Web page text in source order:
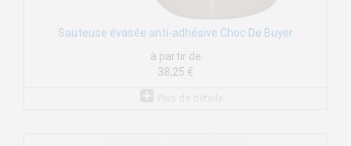
Sauteuse évasée anti-adhésive Choc De Buyer
à partir de
38,25 €